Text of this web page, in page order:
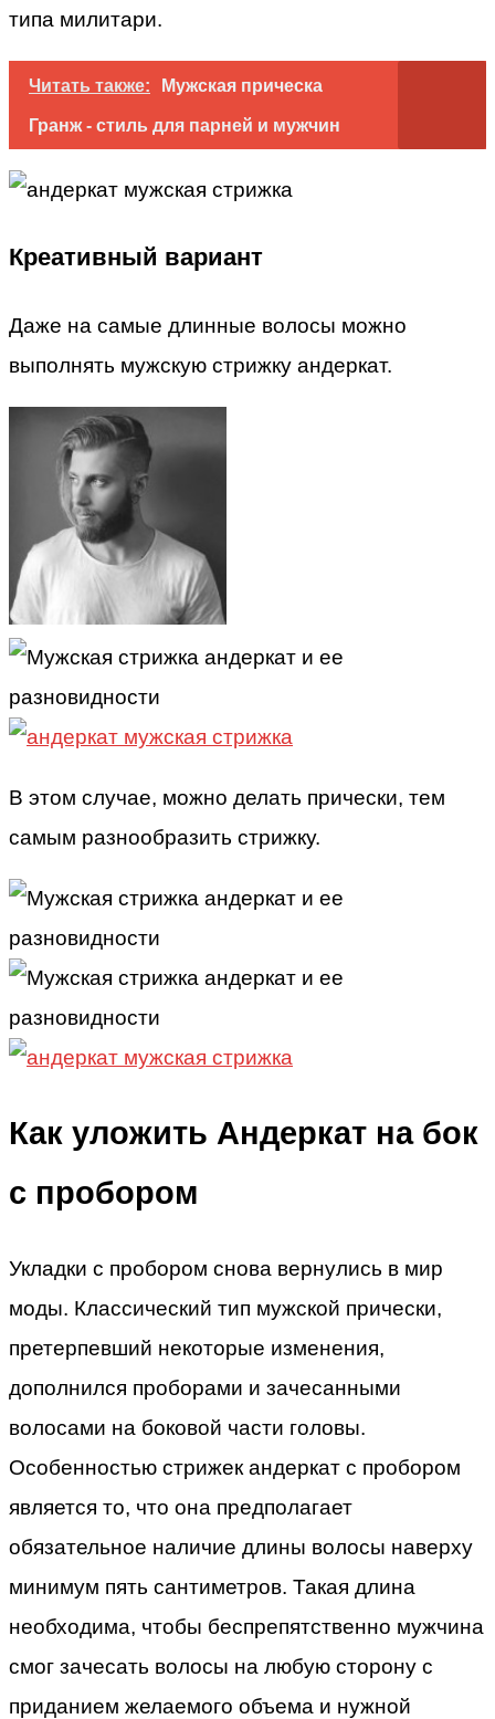
типа милитари.
Читать также: Мужская прическа
Гранж - стиль для парней и мужчин
Креативный вариант
Даже на самые длинные волосы можно
выполнять мужскую стрижку андеркат.
В этом случае, можно делать прически, тем
самым разнообразить стрижку.
Как уложить Андеркат на бок
с пробором
Укладки с пробором снова вернулись в мир
моды. Классический тип мужской прически,
претерпевший некоторые изменения,
дополнился проборами и зачесанными
волосами на боковой части головы.
Особенностью стрижек андеркат с пробором
является то, что она предполагает
обязательное наличие длины волосы наверху
минимум пять сантиметров. Такая длина
необходима, чтобы беспрепятственно мужчина
смог зачесать волосы на любую сторону с
приданием желаемого объема и нужной